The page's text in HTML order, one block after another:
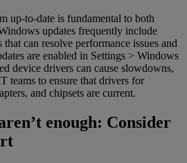
up-to-date is fundamental to both
updates frequently include
can resolve performance issues and
are enabled in Settings > Windows
device drivers can cause slowdowns,
teams to ensure that drivers for
and chipsets are current.
enough: Consider